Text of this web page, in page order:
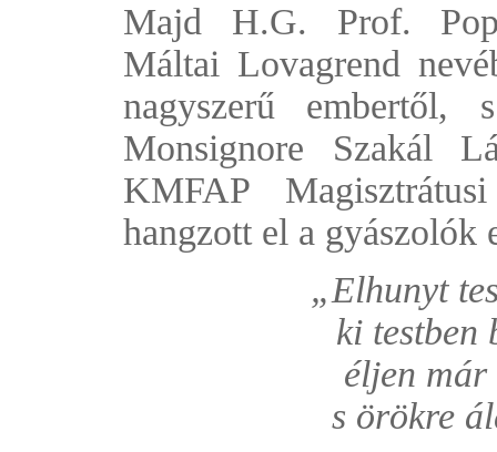
Majd H.G. Prof.
Máltai Lovagrend
nagyszerű embertől,
Monsignore Szakál
KMFAP
hangzott el a gyászolók
„Elhunyt
ki testben
éljen
s örökre